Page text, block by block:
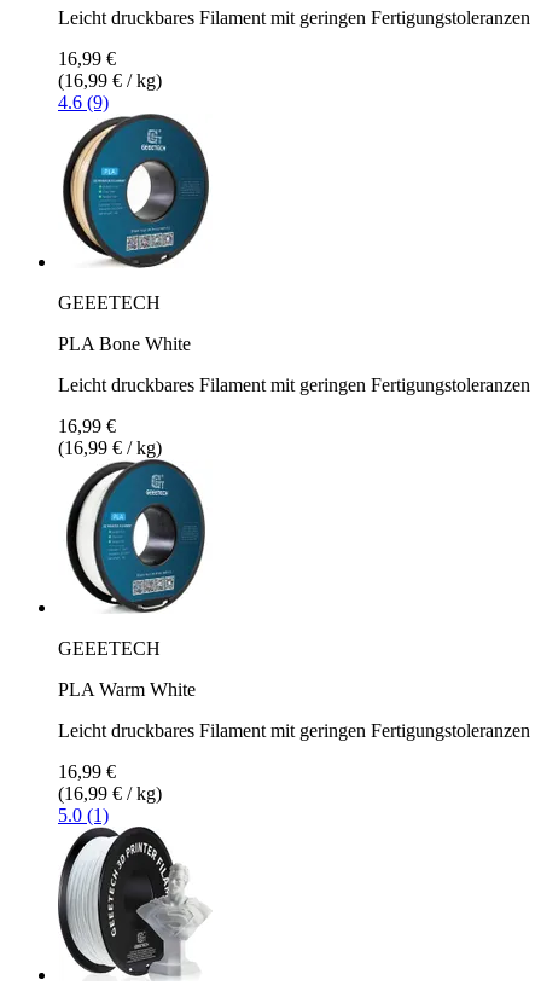
Leicht druckbares Filament mit geringen Fertigungstoleranzen
16,99 €
(16,99 € / kg)
4.6 (9)
GEEETECH
PLA Bone White
Leicht druckbares Filament mit geringen Fertigungstoleranzen
16,99 €
(16,99 € / kg)
GEEETECH
PLA Warm White
Leicht druckbares Filament mit geringen Fertigungstoleranzen
16,99 €
(16,99 € / kg)
5.0 (1)